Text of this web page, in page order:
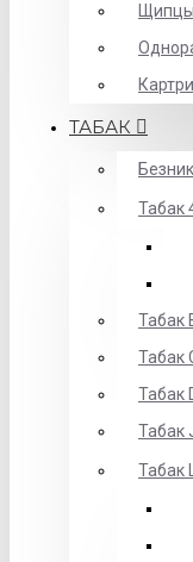
Щипцы
ТАБАК
Табак
Табак
Табак
Табак
Табак
Табак